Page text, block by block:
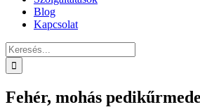
Blog
Kapcsolat
Keresés...
Fehér, mohás